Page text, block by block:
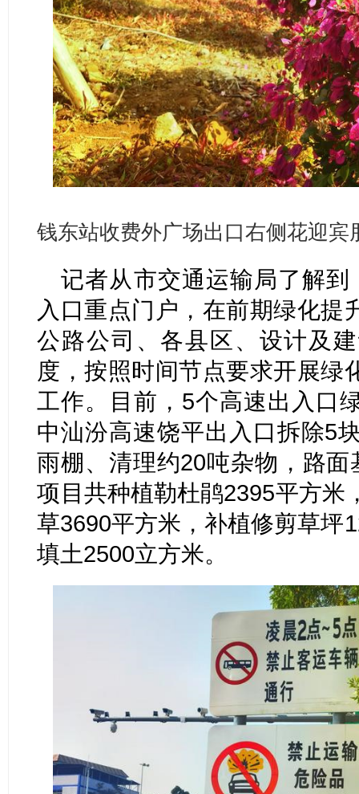
钱东站收费外广场出口右侧花迎宾
记者从市交通运输局了解
入口重点门户，在前期绿化提
公路公司、各县区、设计及
度，按照时间节点要求开展绿
工作。目前，5个高速出入口
中汕汾高速饶平出入口拆除5
雨棚、清理约20吨杂物，路
项目共种植勒杜鹃2395平方米
草3690平方米，补植修剪草坪
填土2500立方米。